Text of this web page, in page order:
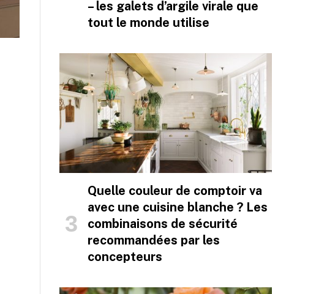
– les galets d’argile virale que
tout le monde utilise
Quelle couleur de comptoir va
avec une cuisine blanche ? Les
combinaisons de sécurité
recommandées par les
concepteurs